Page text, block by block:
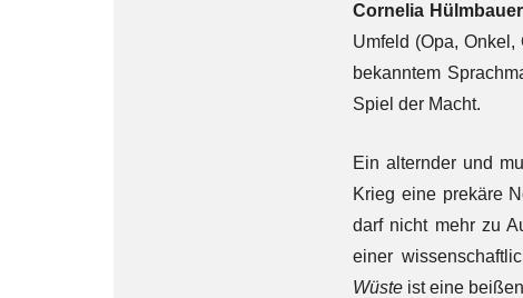
Cornelia Hülmbauer
Umfeld (Opa,
bekanntem
Spiel der Macht.
Ein alternder und
Krieg eine prekäre
darf nicht mehr zu
einer
Wüste ist eine